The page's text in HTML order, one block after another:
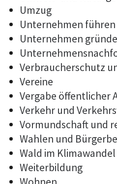
Umzug
Unternehmen führen
Unternehmen
Verbraucherschutz
Vereine
Vergabe öffentlicher
Verkehr und
Vormundschaft und
Wahlen und
Wald im Klimawandel
Weiterbildung